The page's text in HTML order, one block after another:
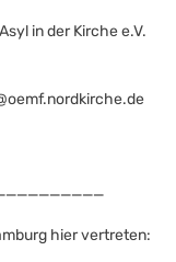
in der Kirche e.V.
hier vertreten: